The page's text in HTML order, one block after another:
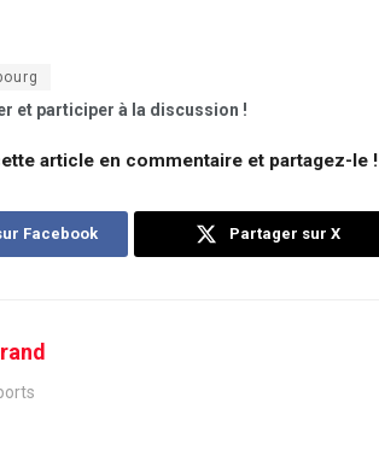
et participer à la discussion !
article en commentaire et partagez-le !
Facebook Partager sur X